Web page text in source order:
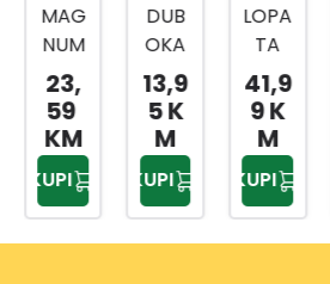
DUB
OKA
LOPA
TA
ZA
SNIJE
G SA
DRŠK
OM
13,9
5 K
M
KUPI
LOPA
TA
ŠILJA
STA
40-
204E
XRO
41,9
9 K
M
KUPI
DJEČ
IJA
LOPA
TA
PLAV
A
75C
M
16,9
9 K
M
KUPI